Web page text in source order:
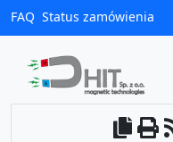
FAQ Status zamówienia